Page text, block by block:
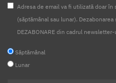
Adresa de email va fi utilizată doar
(săptămânal sau lunar).
DEZABONARE din cadrul newsletter-
Săptămânal
Lunar